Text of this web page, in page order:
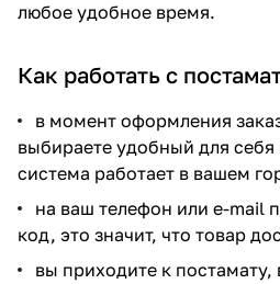
любое удобное время.
Как работать с
в момент оформления
выбираете удобный для себя
система работает в вашем
на ваш телефон или e-mail
код, это значит, что товар
вы приходите к